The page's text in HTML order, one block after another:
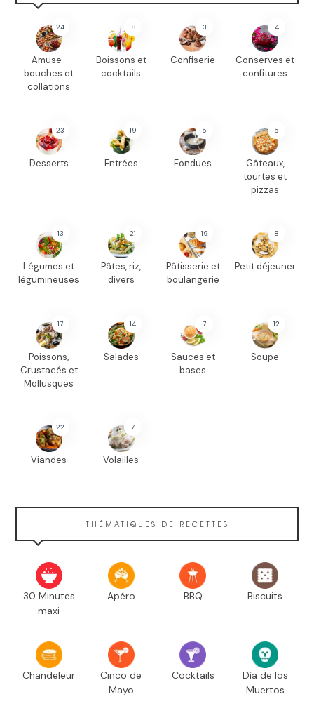
24
Amuse-
bouches et
collations
18
Boissons et
cocktails
3
Confiserie
4
Conserves et
confitures
23
Desserts
19
Entrées
5
Fondues
5
Gâteaux,
tourtes et
pizzas
13
Légumes et
légumineuses
21
Pâtes, riz,
divers
19
Pâtisserie et
boulangerie
8
Petit déjeuner
17
Poissons,
Crustacés et
Mollusques
14
Salades
7
Sauces et
bases
12
Soupe
22
Viandes
7
Volailles
THÉMATIQUES DE RECETTES
30 Minutes
maxi
Apéro BBQ Biscuits
Chandeleur
Cinco de
Mayo
Cocktails
Día de los
Muertos